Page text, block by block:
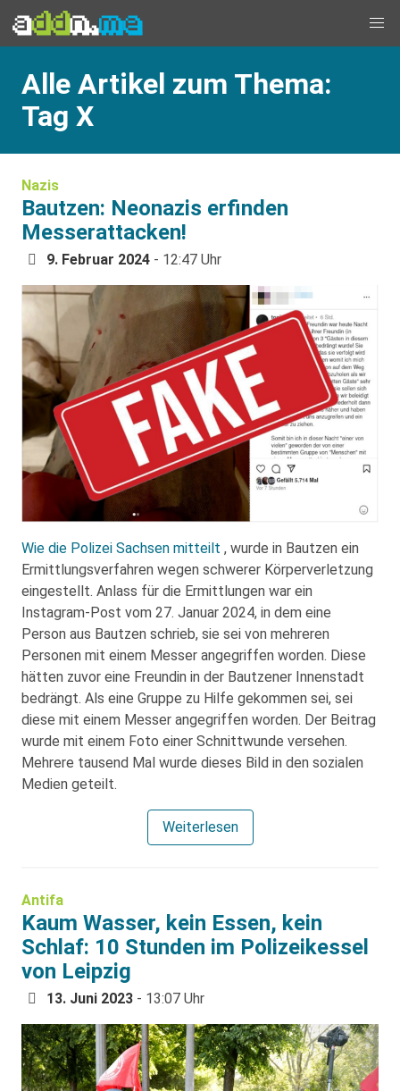
Alle Artikel zum Thema:
Tag X
Nazis
Bautzen: Neonazis erfinden
Messerattacken!
9. Februar 2024 - 12:47 Uhr
Wie die Polizei Sachsen mitteilt , wurde in Bautzen ein
Ermittlungsverfahren wegen schwerer Körperverletzung
eingestellt. Anlass für die Ermittlungen war ein
Instagram-Post vom 27. Januar 2024, in dem eine
Person aus Bautzen schrieb, sie sei von mehreren
Personen mit einem Messer angegriffen worden. Diese
hätten zuvor eine Freundin in der Bautzener Innenstadt
bedrängt. Als eine Gruppe zu Hilfe gekommen sei, sei
diese mit einem Messer angegriffen worden. Der Beitrag
wurde mit einem Foto einer Schnittwunde versehen.
Mehrere tausend Mal wurde dieses Bild in den sozialen
Medien geteilt.
Weiterlesen
Antifa
Kaum Wasser, kein Essen, kein
Schlaf: 10 Stunden im Polizeikessel
von Leipzig
13. Juni 2023 - 13:07 Uhr